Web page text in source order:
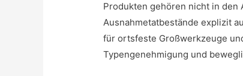
Produkten gehören nicht in den
Ausnahmetatbestände explizit
für ortsfeste Großwerkzeuge
Typengenehmigung und